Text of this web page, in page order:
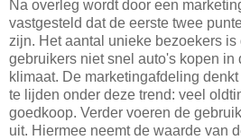
Na overleg wordt door een
vastgesteld dat de eerste twee
zijn. Het aantal unieke bezoekers
gebruikers niet snel auto's kopen in
klimaat. De marketingafdeling
te lijden onder deze trend: veel
goedkoop. Verder voeren de
uit. Hiermee neemt de waarde van